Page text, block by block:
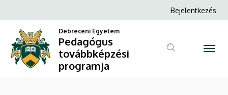
Pedagógus
továbbképzési
a
tartalomra
Anonim
menüje
Bejelentkezés
Debreceni Egyetem
Pedagógus
továbbképzési
programja